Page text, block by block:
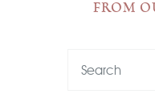
FROM